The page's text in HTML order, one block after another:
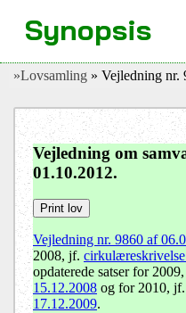
»Lovsamling » Vejledning nr.
Vejledning om
01.10.2012.
Vejledning nr. 9860 af
2008, jf.
opdaterede satser for
15.12.2008 og for 2010, jf.
17.12.2009.
Synopsis